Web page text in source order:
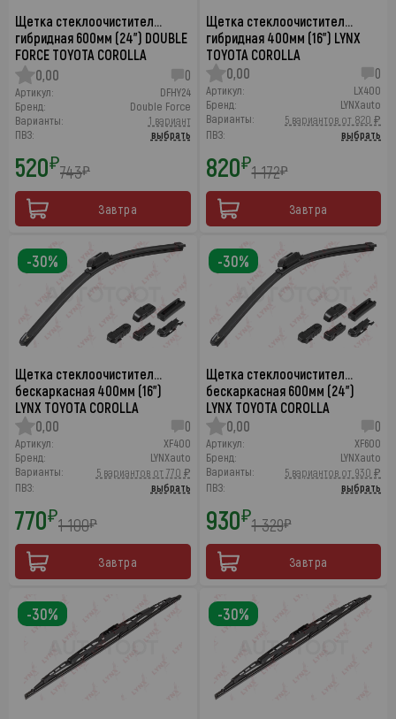
Щетка стеклоочистител…
гибридная 600мм (24") DOUBLE
FORCE TOYOTA COROLLA
0,00
0
Артикул:
DFHY24
Бренд:
Double Force
Варианты:
1 вариант
ПВЗ:
выбрать
520₽743₽
Завтра
Щетка стеклоочистител…
гибридная 400мм (16") LYNX
TOYOTA COROLLA
0,00
0
Артикул:
LX400
Бренд:
LYNXauto
Варианты:
5 вариантов от 820 ₽
ПВЗ:
выбрать
820₽1 172₽
Завтра
Щетка стеклоочистител…
бескаркасная 400мм (16")
LYNX TOYOTA COROLLA
0,00
0
Артикул:
XF400
Бренд:
LYNXauto
Варианты:
5 вариантов от 770 ₽
ПВЗ:
выбрать
770₽1 100₽
Завтра
-30%
Щетка стеклоочистител…
бескаркасная 600мм (24")
LYNX TOYOTA COROLLA
0,00
0
Артикул:
XF600
Бренд:
LYNXauto
Варианты:
5 вариантов от 930 ₽
ПВЗ:
выбрать
930₽1 329₽
Завтра
-30%
-30% -30%